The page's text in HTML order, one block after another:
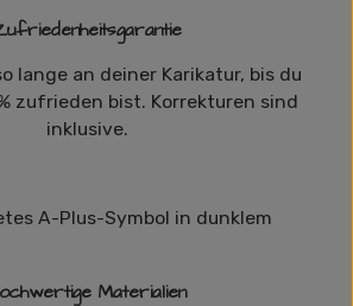
lange an deiner Karikatur, bis du
zufrieden bist. Korrekturen sind
inklusive.
Materialien